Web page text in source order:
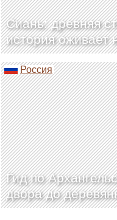
Сиань: древняя
история оживает
Гид по
двора до
Россия